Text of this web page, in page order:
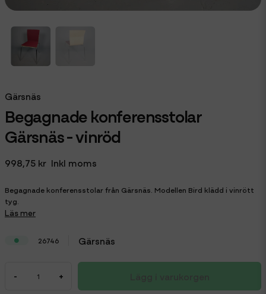
Gärsnäs
Begagnade konferensstolar
Gärsnäs - vinröd
998,75 kr Inkl moms
Begagnade konferensstolar från Gärsnäs. Modellen Bird klädd i vinrött
tyg.
Läs mer
26746 Gärsnäs
- +